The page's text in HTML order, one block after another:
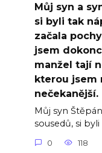
Můj syn a
si byli tak
začala
jsem
manžel tají
kterou jsem
nečekanější.
Můj syn
sousedů, si byli
0 118